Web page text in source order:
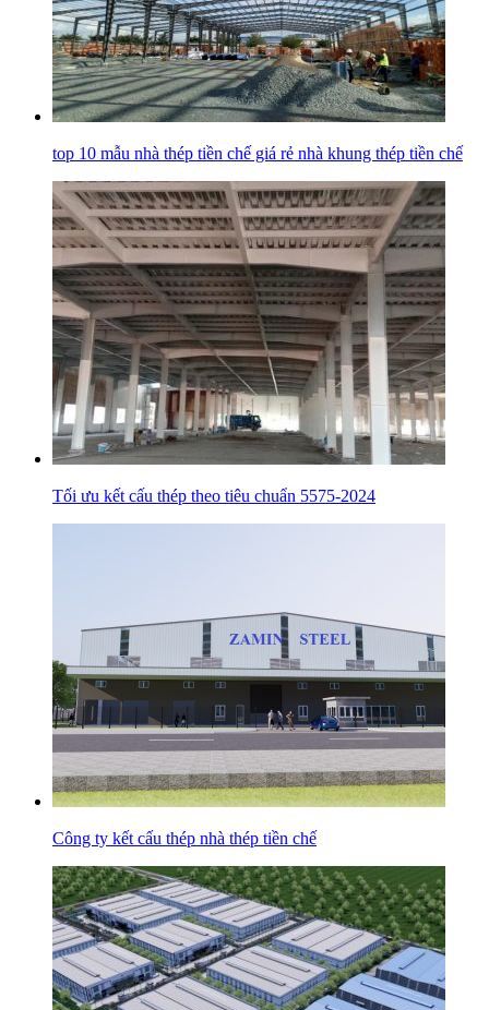
top 10 mẫu nhà thép tiền chế giá rẻ nhà khung thép tiền chế
Tối ưu kết cấu thép theo tiêu chuẩn 5575-2024
Công ty kết cấu thép nhà thép tiền chế